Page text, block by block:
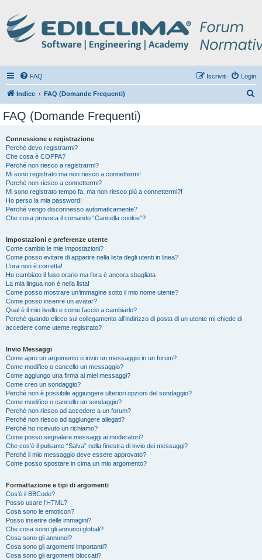
FAQ Login
Iscriviti
Indice FAQ (Domande Frequenti)
FAQ (Domande Frequenti)
Connessione e registrazione
Perché devo registrarmi?
Che cosa è COPPA?
Perché non riesco a registrarmi?
Mi sono registrato ma non riesco a connettermi!
Perché non riesco a connettermi?
Mi sono registrato tempo fa, ma non riesco più a connettermi?!
Ho perso la mia password!
Perché vengo disconnesso automaticamente?
Che cosa provoca il comando “Cancella cookie”?
Impostazioni e preferenze utente
Come cambio le mie impostazioni?
Come posso evitare di apparire nella lista degli utenti in linea?
L’ora non è corretta!
Ho cambiato il fuso orario ma l’ora è ancora sbagliata
La mia lingua non è nella lista!
Come posso mostrare un’immagine sotto il mio nome utente?
Come posso inserire un avatar?
Qual è il mio livello e come faccio a cambiarlo?
Perché quando clicco sul collegamento all’indirizzo di posta di un utente mi chiede di
accedere come utente registrato?
Invio Messaggi
Come apro un argomento o invio un messaggio in un forum?
Come modifico o cancello un messaggio?
Come aggiungo una firma ai miei messaggi?
Come creo un sondaggio?
Perché non è possibile aggiungere ulteriori opzioni del sondaggio?
Come modifico o cancello un sondaggio?
Perché non riesco ad accedere a un forum?
Perché non riesco ad aggiungere allegati?
Perché ho ricevuto un richiamo?
Come posso segnalare messaggi ai moderatori?
Che cos’è il pulsante “Salva” nella finestra di invio dei messaggi?
Perché il mio messaggio deve essere approvato?
Come posso spostare in cima un mio argomento?
Formattazione e tipi di argomenti
Cos’è il BBCode?
Posso usare l’HTML?
Cosa sono le emoticon?
Posso inserire delle immagini?
Che cosa sono gli annunci globali?
Cosa sono gli annunci?
Cosa sono gli argomenti importanti?
Cosa sono gli argomenti bloccati?